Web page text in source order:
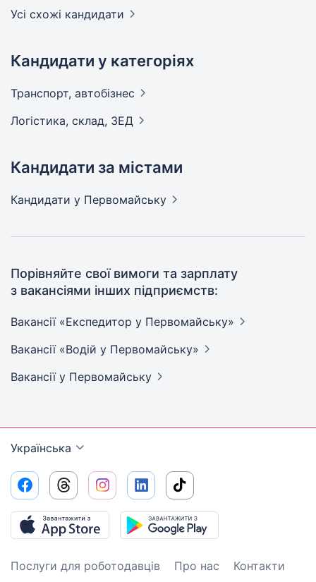
Усі схожі кандидати
Кандидати у категоріях
Транспорт, автобізнес
Логістика, склад, ЗЕД
Кандидати за містами
Кандидати у Первомайську
Порівняйте свої вимоги та зарплату
з вакансіями інших підприємств:
Вакансії «Експедитор у Первомайську»
Вакансії «Водій у Первомайську»
Вакансії у Первомайську
Українська
Послуги для роботодавців Про нас
Контакти